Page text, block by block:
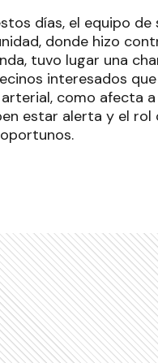
días, el equipo
donde hizo
tuvo lugar una
interesados
como afecta
estar alerta y el rol